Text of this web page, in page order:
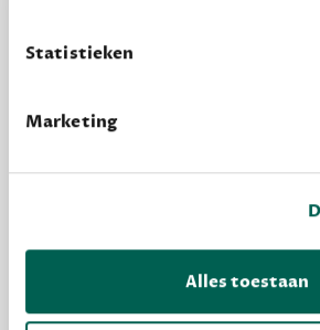
Statistieken
Marketing
Alles toestaan
Dewey Free
Krijg boekentips, persoonlijk